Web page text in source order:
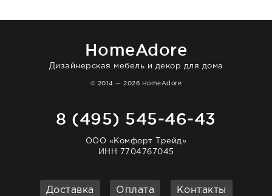
отвечает очень быстро. Взаимодействием
HomeAdore
Дизайнерская мебель и декор для дома
© 2014 — 2026 HomeAdore
8 (495) 545-46-43
ООО «Комфорт Трейд»
ИНН 7704767045
Доставка Оплата Контакты